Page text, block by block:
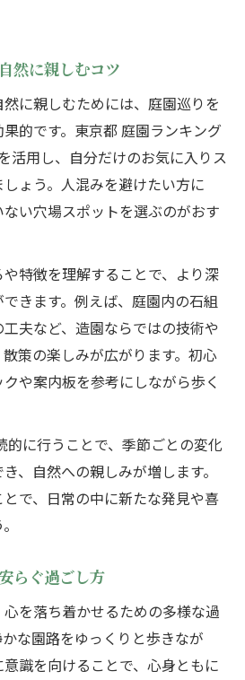
然に親しむコツ
に親しむためには、庭園巡りを
的です。東京都 庭園ランキング
活用し、自分だけのお気に入りス
ょう。人混みを避けたい方に
い穴場スポットを選ぶのがおす
特徴を理解することで、より深
きます。例えば、庭園内の石組
夫など、造園ならではの技術や
策の楽しみが広がります。初心
や案内板を参考にしながら歩く
的に行うことで、季節ごとの変化
、自然への親しみが増します。
で、日常の中に新たな発見や喜
らぐ過ごし方
を落ち着かせるための多様な過
な園路をゆっくりと歩きなが
識を向けることで、心身ともに